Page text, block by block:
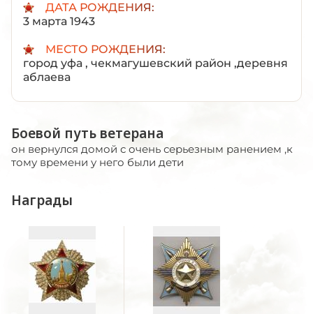
ДАТА РОЖДЕНИЯ:
3 марта 1943
МЕСТО РОЖДЕНИЯ:
город уфа , чекмагушевский район ,деревня
аблаева
Боевой путь ветерана
он вернулся домой с очень серьезным ранением ,к
тому времени у него были дети
Награды